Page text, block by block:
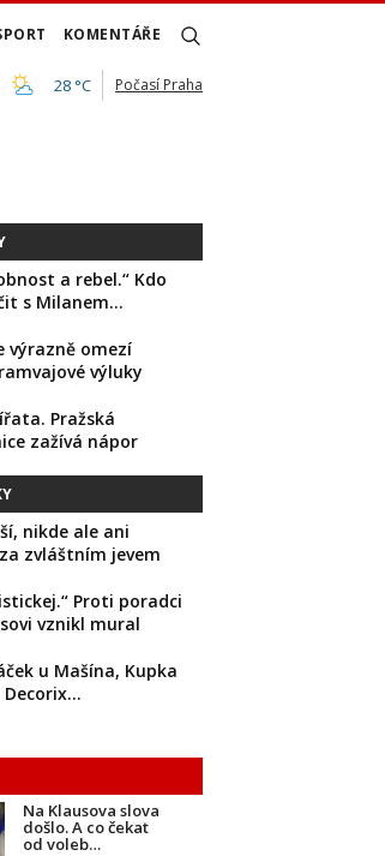
KOMENTÁŘE
28 °C Počasí Praha
a rebel.“ Kdo
s Milanem…
výrazně omezí
výluky
Pražská
zažívá nápor
nikde ale ani
zvláštním jevem
Proti poradci
vznikl mural
u Mašína, Kupka
Decorix…
Na Klausova slova
došlo. A co čekat
od voleb…